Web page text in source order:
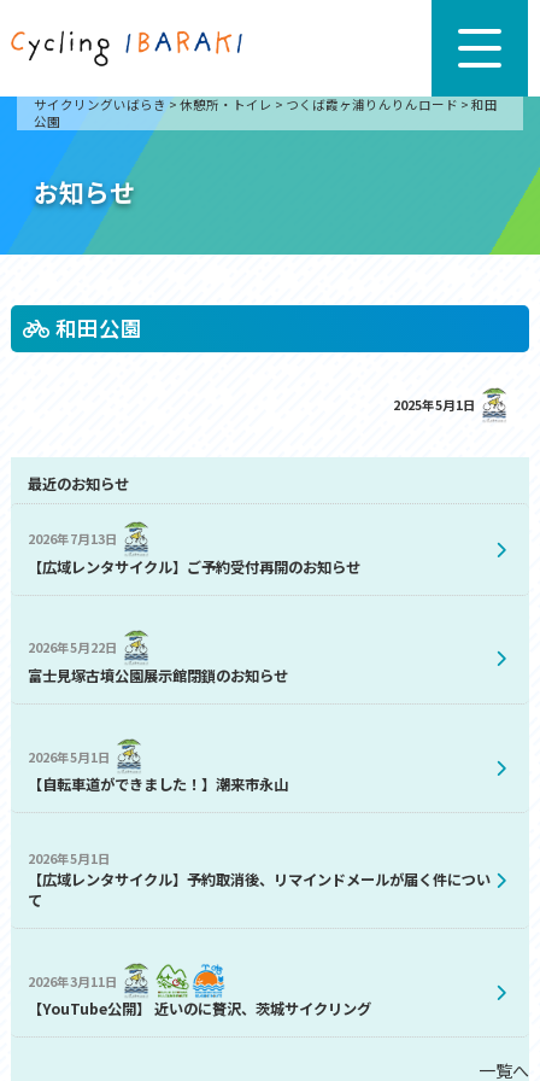
サイクリングいばらき > 休憩所・トイレ > つくば霞ヶ浦りんりんロード > 和田
公園
お知らせ
和田公園
2025年5月1日
最近のお知らせ
2026年7月13日
【広域レンタサイクル】ご予約受付再開のお知らせ
2026年5月22日
富士見塚古墳公園展示館閉鎖のお知らせ
2026年5月1日
【自転車道ができました！】潮来市永山
2026年5月1日
【広域レンタサイクル】予約取消後、リマインドメールが届く件につい
て
2026年3月11日
【YouTube公開】 近いのに贅沢、茨城サイクリング
一覧へ